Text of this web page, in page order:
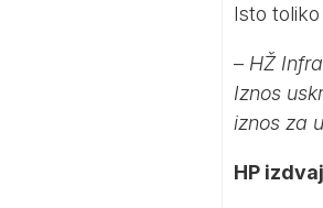
Isto
– HŽ
Iznos
iznos za
HP